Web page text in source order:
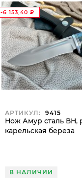
-6 153,40₽
АРТИКУЛ: 9415
Нож Амур сталь ВН,
карельская береза
В НАЛИЧИИ